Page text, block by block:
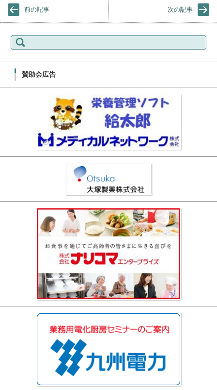
前の記事 次の記事
賛助会広告